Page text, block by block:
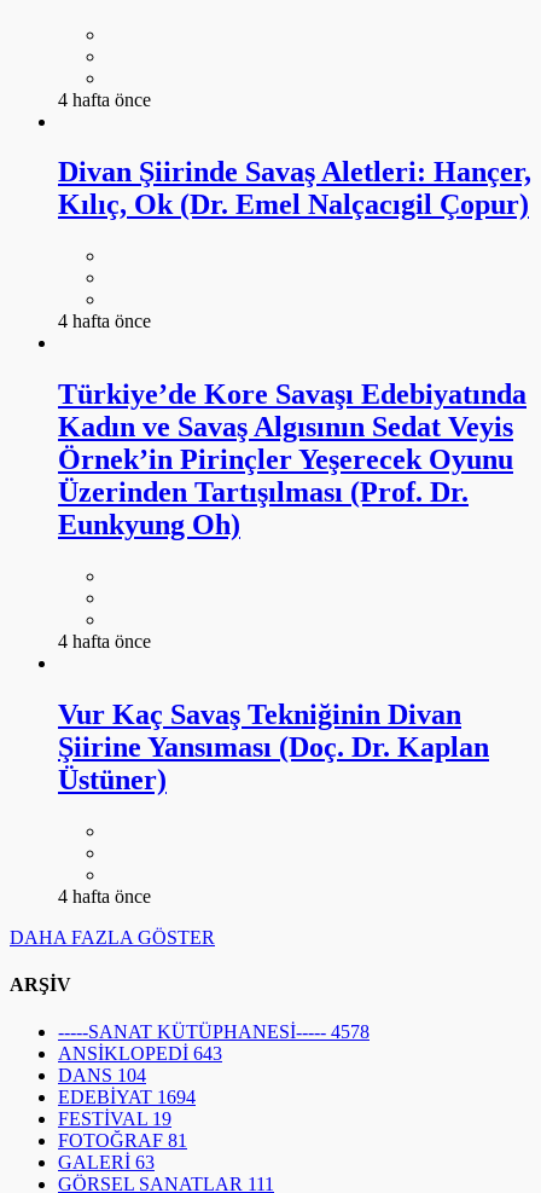
4 hafta önce
Divan Şiirinde Savaş Aletleri: Hançer,
Kılıç, Ok (Dr. Emel Nalçacıgil Çopur)
4 hafta önce
Türkiye’de Kore Savaşı Edebiyatında
Kadın ve Savaş Algısının Sedat Veyis
Örnek’in Pirinçler Yeşerecek Oyunu
Üzerinden Tartışılması (Prof. Dr.
Eunkyung Oh)
4 hafta önce
Vur Kaç Savaş Tekniğinin Divan
Şiirine Yansıması (Doç. Dr. Kaplan
Üstüner)
4 hafta önce
DAHA FAZLA GÖSTER
ARŞİV
-----SANAT KÜTÜPHANESİ----- 4578
ANSİKLOPEDİ 643
DANS 104
EDEBİYAT 1694
FESTİVAL 19
FOTOĞRAF 81
GALERİ 63
GÖRSEL SANATLAR 111